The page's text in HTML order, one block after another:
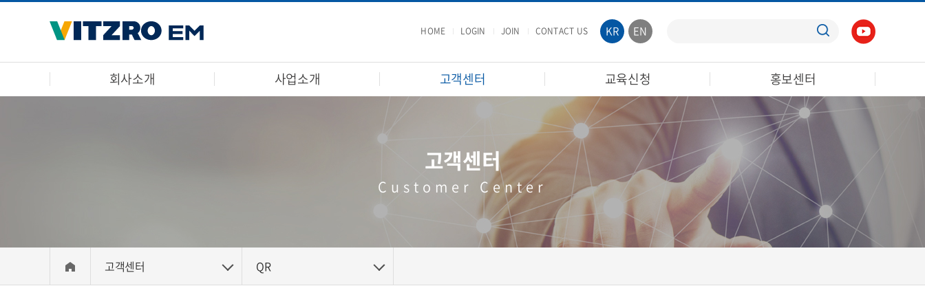
HOME LOGIN JOIN CONTACT US KR EN
회사소개 사업소개 고객센터 교육신청 홍보센터
고객센터
Customer Center
고객센터 QR